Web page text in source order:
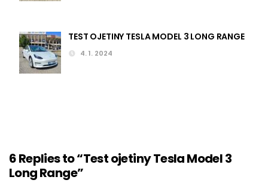
TEST OJETINY TESLA MODEL 3 LONG RANGE
4. 1. 2024
6 Replies to “Test ojetiny Tesla Model 3
Long Range”